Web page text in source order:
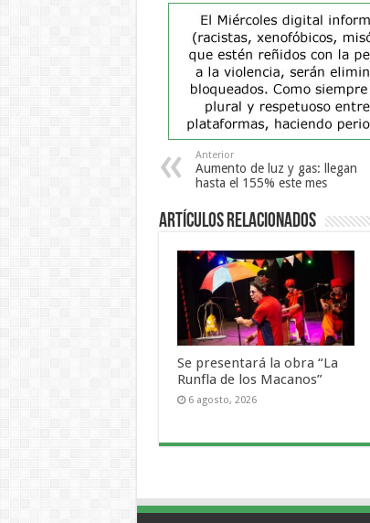
Anterior
Aumento de luz y gas: llegan
hasta el 155% este mes
Artículos Relacionados
Se presentará la obra “La
Runfla de los Macanos”
6 agosto, 2026